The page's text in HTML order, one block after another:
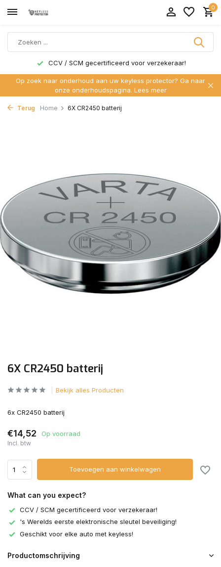
0
CCV / SCM gecertificeerd voor verzekeraar!
Op zoek naar onderhoud aan uw keyless protector? Ga naar
onze onderhoudspagina. Lees meer
Terug Home 6X CR2450 batterij
6X CR2450 batterij
Bekijk alles Producten
6x CR2450 batterij
€14,52 Op voorraad
Incl. btw
Toevoegen aan winkelwagen
What can you expect?
CCV / SCM gecertificeerd voor verzekeraar!
's Werelds eerste elektronische sleutel beveiliging!
Geschikt voor elke auto met keyless!
Productomschrijving